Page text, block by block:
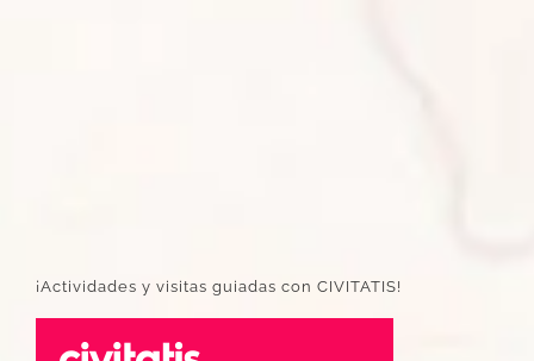
¡Actividades y visitas guiadas con CIVITATIS!